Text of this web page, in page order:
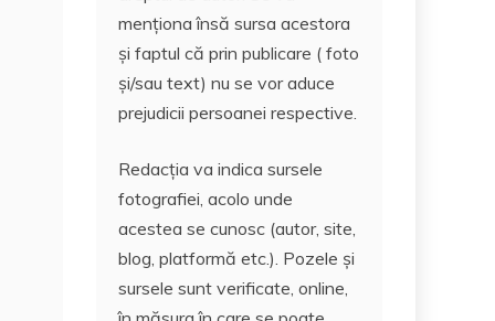
menționa însă sursa acestora
și faptul că prin publicare ( foto
și/sau text) nu se vor aduce
prejudicii persoanei respective.
Redacția va indica sursele
fotografiei, acolo unde
acestea se cunosc (autor, site,
blog, platformă etc.). Pozele și
sursele sunt verificate, online,